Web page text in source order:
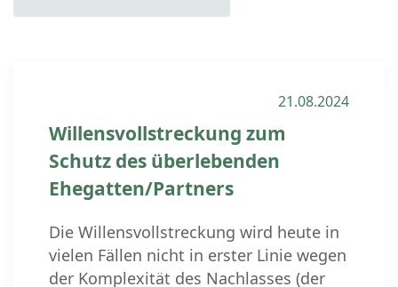
21.08.2024
Willensvollstreckung zum
Schutz des überlebenden
Ehegatten/Partners
Die Willensvollstreckung wird heute in
vielen Fällen nicht in erster Linie wegen
der Komplexität des Nachlasses (der